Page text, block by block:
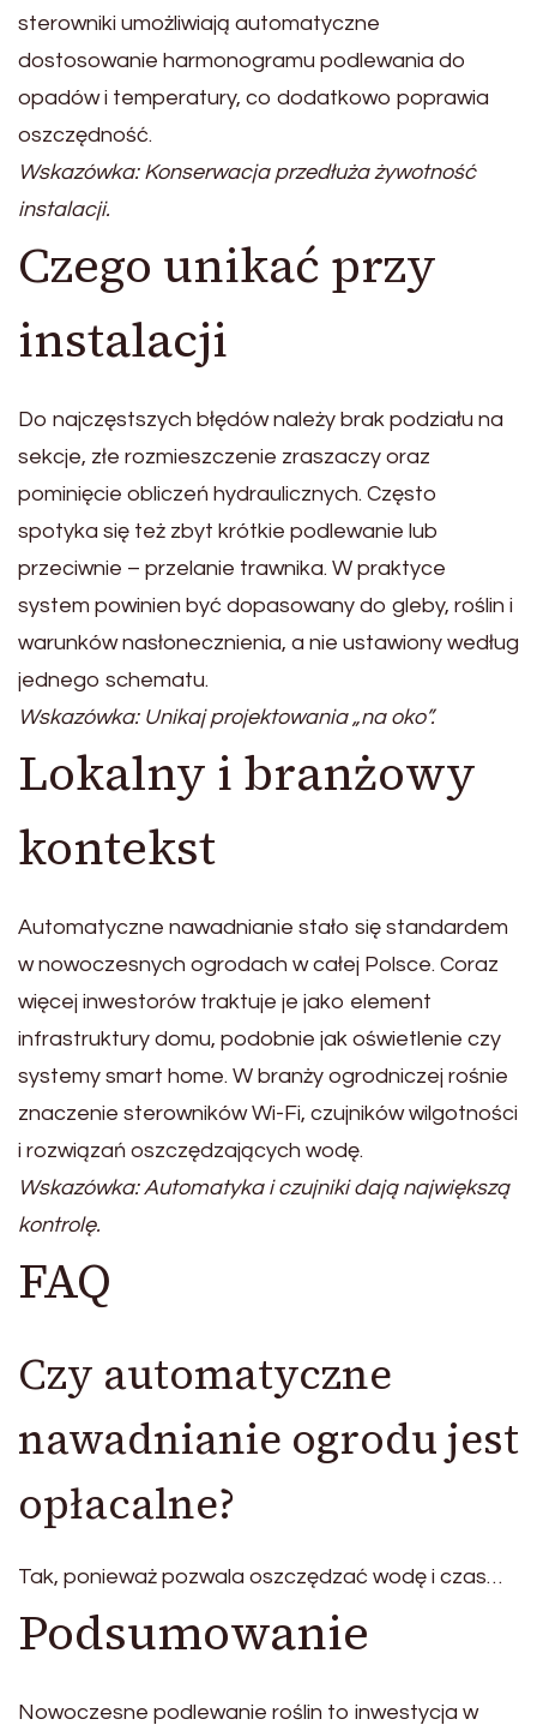
sterowniki umożliwiają automatyczne
dostosowanie harmonogramu podlewania do
opadów i temperatury, co dodatkowo poprawia
oszczędność.
Wskazówka: Konserwacja przedłuża żywotność
instalacji.
Czego unikać przy
instalacji
Do najczęstszych błędów należy brak podziału na
sekcje, złe rozmieszczenie zraszaczy oraz
pominięcie obliczeń hydraulicznych. Często
spotyka się też zbyt krótkie podlewanie lub
przeciwnie – przelanie trawnika. W praktyce
system powinien być dopasowany do gleby, roślin i
warunków nasłonecznienia, a nie ustawiony według
jednego schematu.
Wskazówka: Unikaj projektowania „na oko”.
Lokalny i branżowy
kontekst
Automatyczne nawadnianie stało się standardem
w nowoczesnych ogrodach w całej Polsce. Coraz
więcej inwestorów traktuje je jako element
infrastruktury domu, podobnie jak oświetlenie czy
systemy smart home. W branży ogrodniczej rośnie
znaczenie sterowników Wi-Fi, czujników wilgotności
i rozwiązań oszczędzających wodę.
Wskazówka: Automatyka i czujniki dają największą
kontrolę.
FAQ
Czy automatyczne
nawadnianie ogrodu jest
opłacalne?
Tak, ponieważ pozwala oszczędzać wodę i czas…
Podsumowanie
Nowoczesne podlewanie roślin to inwestycja w